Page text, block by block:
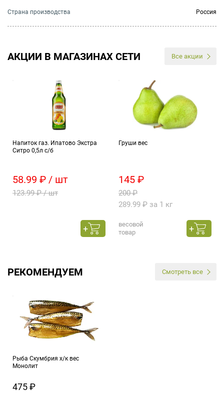
Страна производства Россия
АКЦИИ В МАГАЗИНАХ СЕТИ Все акции
Напиток газ. Ипатово Экстра
Ситро 0,5л с/б
58.99 ₽ / шт
123.99 ₽ / шт
Груши вес
145 ₽
200 ₽
289.99 ₽ за 1 кг
весовой
товар
РЕКОМЕНДУЕМ Смотреть все
Рыба Скумбрия х/к вес
Монолит
475 ₽